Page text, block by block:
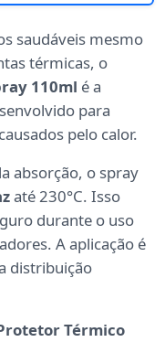
saudáveis mesmo
térmicas, o
110ml é a
para
pelo calor.
absorção, o spray
até 230°C. Isso
durante o uso
A aplicação é
distribuição
Térmico